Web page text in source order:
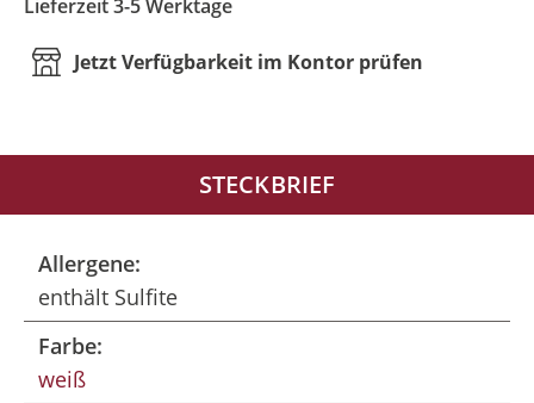
Lieferzeit 3-5 Werktage
Jetzt Verfügbarkeit im Kontor prüfen
STECKBRIEF
Allergene:
enthält Sulfite
Farbe:
weiß